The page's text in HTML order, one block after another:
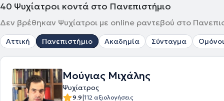
40 Ψυχίατροι κοντά στο Πανεπιστήμιο
Δεν βρέθηκαν Ψυχίατροι με online ραντεβού στο
Αττική Πανεπιστήμιο Ακαδημία Σύνταγμα
Μούγιας Μιχάλης
Ψυχίατρος
9.9|112 αξιολογήσεις